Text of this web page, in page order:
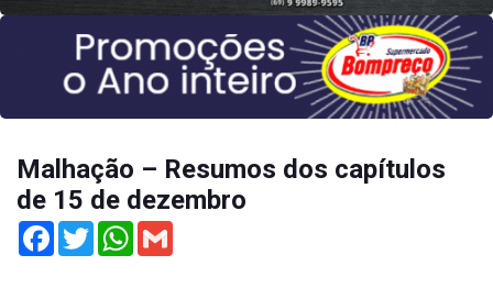
Malhação – Resumos dos capítulos
de 15 de dezembro
Facebook
TwitterWhatsApp